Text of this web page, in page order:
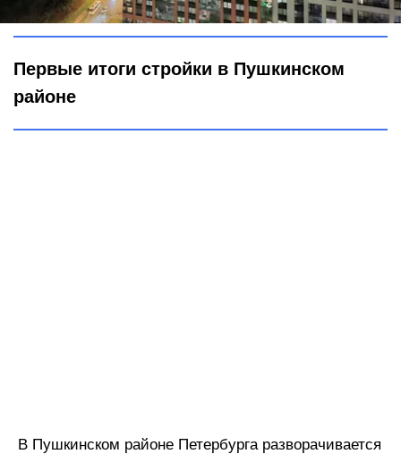
фото Городовой ру
Первые итоги стройки в Пушкинском
районе
В Пушкинском районе Петербурга разворачивается